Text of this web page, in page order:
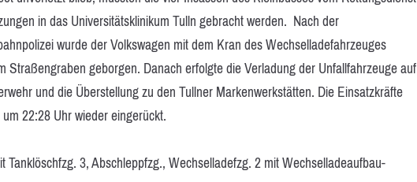
in das Universitätsklinikum Tulln gebracht werden. Nach der
wurde der Volkswagen mit dem Kran des Wechselladefahrzeuges
Straßengraben geborgen. Danach erfolgte die Verladung der Unfallfahrzeuge auf
und die Überstellung zu den Tullner Markenwerkstätten. Die Einsatzkräfte
22:28 Uhr wieder eingerückt.
Tanklöschfzg. 3, Abschleppfzg., Wechselladefzg. 2 mit Wechselladeaufbau-